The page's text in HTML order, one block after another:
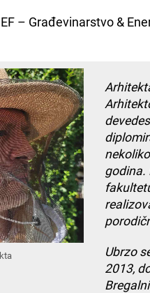
– Građevinarstvo &
godina.
Ubrzo
2013,